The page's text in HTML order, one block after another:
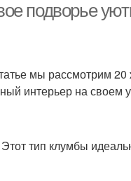
подворье
мы рассмотрим
интерьер на своем
тип клумбы